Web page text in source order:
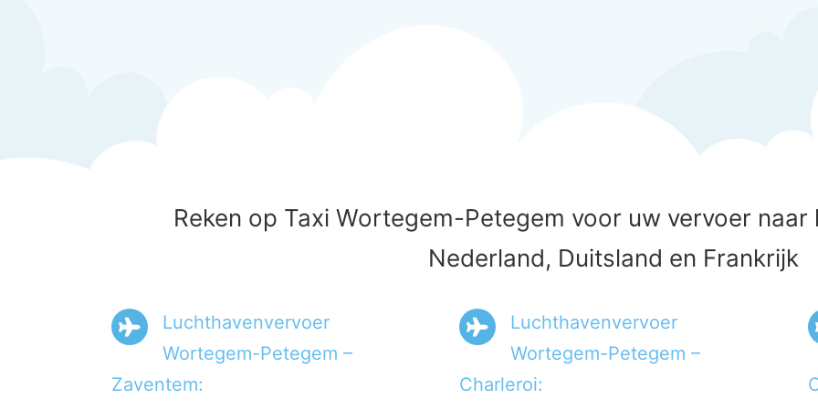
Reken op Taxi Wortegem-Petegem voor uw vervoer naar
Nederland, Duitsland en Frankrijk
Luchthavenvervoer
Wortegem-Petegem –
Zaventem:
Luchthavenvervoer
Wortegem-Petegem –
Charleroi: